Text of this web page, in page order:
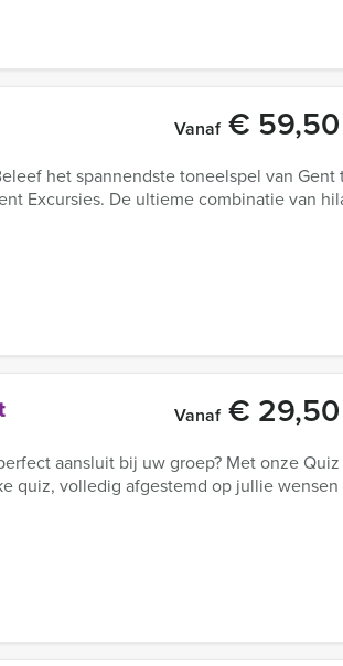
Vanaf€ 59,50
het spannendste toneelspel van Gent
Excursies. De ultieme combinatie van
Vanaf€ 29,50
aansluit bij uw groep? Met onze
quiz, volledig afgestemd op jullie wensen